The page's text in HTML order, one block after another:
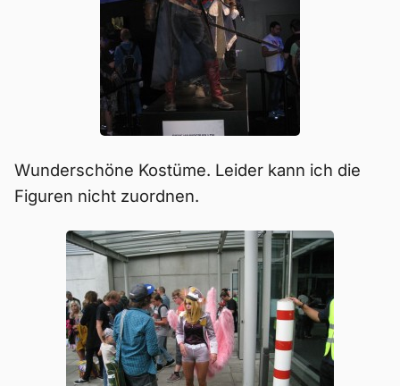
Wunderschöne Kostüme. Leider kann ich die
Figuren nicht zuordnen.